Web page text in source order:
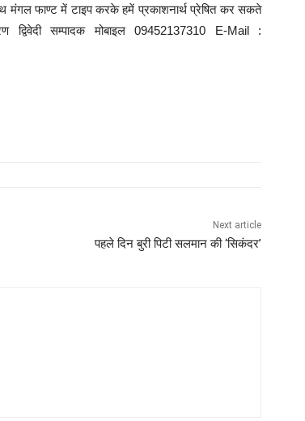
मंगल फाण्ट में टाइप करके हमें प्रकाशनार्थ प्रेषित कर सकते
सम्पादक मोबाइल 09452137310 E-Mail :
Next article
पहले दिन बुरी पिटी सलमान की ‘सिकंदर’